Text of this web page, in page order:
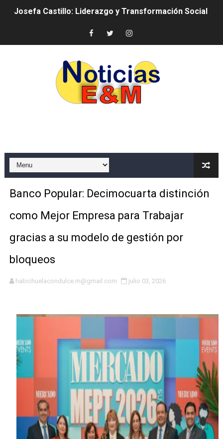
Josefa Castillo: Liderazgo y Transformación Social al
Lee Ballester a los que se forman como agentes
Trabajadores de la prensa y Obispado de la
Ministerio de Cultura anuncia ganadores de Premios
Banco Popular escala 17 posiciones en los mil
DGPCF: 55 años sembrando desarrollo y
Operativo interagencial frena delitos ambientales y
-Propeep y Gestión Presidencial encabezan entrega
MICM y CECCOM retienen 213,355 galones de
Bienes Nacionales recauda más de RD 57 millones en
Residentes en San Juan beneficiados con jornada
El magistrado Henry Molina decidió no seguir en la
​Domingo Plácido critica la situación económica y
Graduación XII Promoción Servicio Militar Voluntario
Banco Popular: Decimocuarta distinción
como Mejor Empresa para Trabajar
gracias a su modelo de gestión por
bloqueos
habichuelacondulce.m@gmail.com julio 03, 2026